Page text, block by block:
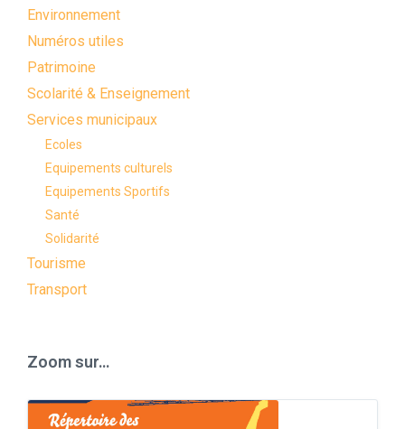
Environnement
Numéros utiles
Patrimoine
Scolarité & Enseignement
Services municipaux
Ecoles
Equipements culturels
Equipements Sportifs
Santé
Solidarité
Tourisme
Transport
Zoom sur…